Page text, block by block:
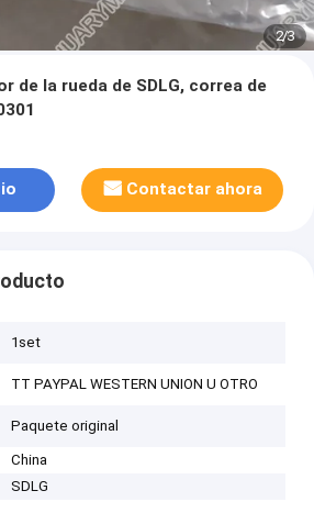
2/3
de la rueda de SDLG, correa de
Contactar ahora
1set
TT PAYPAL WESTERN UNION U OTRO
Paquete original
China
SDLG